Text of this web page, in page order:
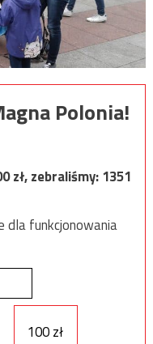
Polonia!
zł, zebraliśmy:1351
dla funkcjonowania
100 zł